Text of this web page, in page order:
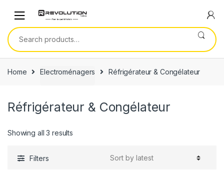
navigation
content
Search
for:
Home Electroménagers Réfrigérateur & Congélateur
Réfrigérateur & Congélateur
Showing all 3 results
Filters